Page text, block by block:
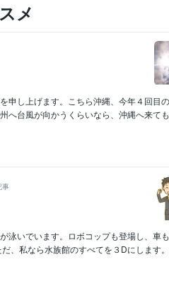
メ
申し上げます。こちら沖縄、今年４回目
へ台風が向かうくらいなら、沖縄へ来て
事
泳いでいます。ロボコップも登場し、車
、私なら水族館のすべてを３Dにします